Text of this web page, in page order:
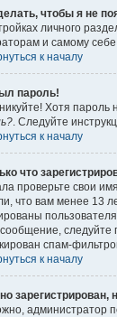
чтобы я не
личного
и самому
к началу
пароль!
Хотя пароль
. Следуйте
к началу
что
проверьте свои
что вам менее 13
следуйте
спам-
к началу
зарегистрирован,
администратор